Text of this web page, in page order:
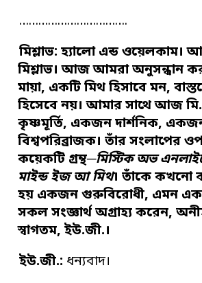
…………………………….
মিশ্লাভ: হ্যালো এন্ড ওয়েলকাম।
মিশ্লাভ।আজ আমরা অনুসন্ধান
মায়া, একটি মিথ হিসাবে মন,
হিসেবে নয়।আমার সাথে আজ
কৃষ্ণমূর্তি, একজন দার্শনিক,
বিশ্বপরিব্রাজক।তাঁর সংলাপের ও
কয়েকটি গ্রন্থ─মিস্টিক অভ
মাইন্ড ইজ আ মিথ।তাঁকে কখনো
হয় একজন গুরুবিরোধী, এমন
সকল সংজ্ঞার্থ অগ্রাহ্য করেন,
স্বাগতম,ইউ.জী.।
ইউ.জী.: ধন্যবাদ।